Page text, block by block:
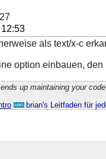
als text/x-c
option einbauen,
up maintaining your
brian's Leitfaden für